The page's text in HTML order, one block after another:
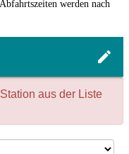
werden nach